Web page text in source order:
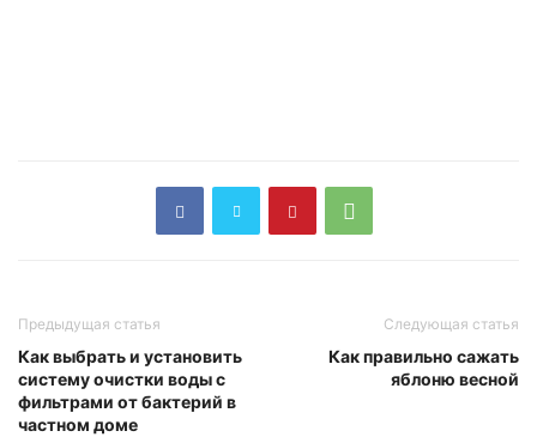
Предыдущая статья
Как выбрать и установить
систему очистки воды с
фильтрами от бактерий в
частном доме
Следующая статья
Как правильно сажать
яблоню весной